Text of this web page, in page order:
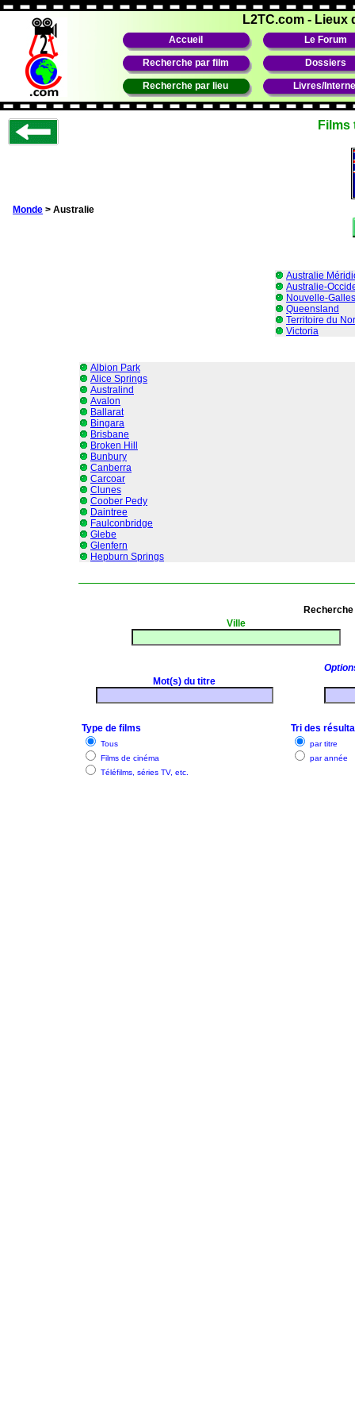
L2TC.com - Lieux
Accueil Le Forum
Recherche par film Dossiers
Recherche par lieu Livres/
Films
Monde > Australie
Australie
Australie-
Nouvelle-
Queensland
Territoire du
Victoria
Albion Park
Alice Springs
Australind
Avalon
Ballarat
Bingara
Brisbane
Broken Hill
Bunbury
Canberra
Carcoar
Clunes
Coober Pedy
Daintree
Faulconbridge
Glebe
Glenfern
Hepburn Springs
Ville
Mot(s) du titre
Type de films
Tous
Films de cinéma
Téléfilms, séries TV, etc.
Tri des
par titre
par année